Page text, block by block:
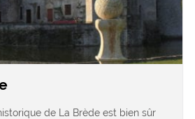
de La Brède est bien sûr